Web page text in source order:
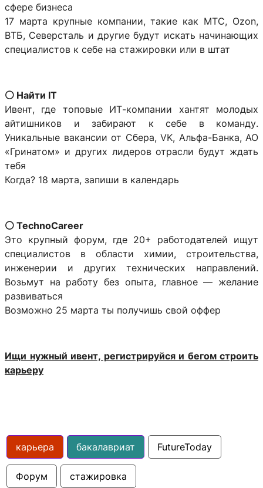
сфере бизнеса
17 марта крупные компании, такие как МТС, Ozon,
ВТБ, Северсталь и другие будут искать начинающих
специалистов к себе на стажировки или в штат
⚪️ Найти IT
Ивент, где топовые ИТ-компании хантят молодых
айтишников и забирают к себе в команду.
Уникальные вакансии от Сбера, VK, Альфа-Банка, АО
«Гринатом» и других лидеров отрасли будут ждать
тебя
Когда? 18 марта, запиши в календарь
⚪️ TechnoCareer
Это крупный форум, где 20+ работодателей ищут
специалистов в области химии, строительства,
инженерии и других технических направлений.
Возьмут на работу без опыта, главное — желание
развиваться
Возможно 25 марта ты получишь свой оффер
Ищи нужный ивент, регистрируйся и бегом строить
карьеру
карьера бакалавриат FutureToday
Форум стажировка